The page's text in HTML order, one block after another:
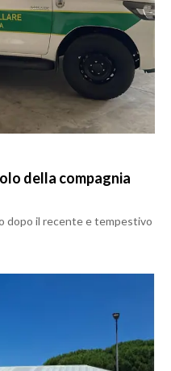
della compagnia
dopo il recente e tempestivo